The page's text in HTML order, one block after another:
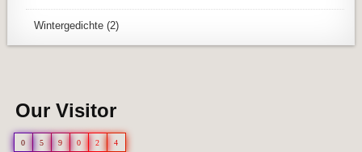
Wintergedichte (2)
Our Visitor
0 5 9 0 2 4